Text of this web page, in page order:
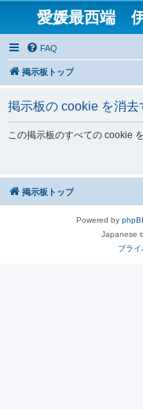
愛媛最西端
FAQ
掲示板トップ
掲示板の cookie を消去
この掲示板のすべての cookie
掲示板トップ
Powered by
Japanese
プラ